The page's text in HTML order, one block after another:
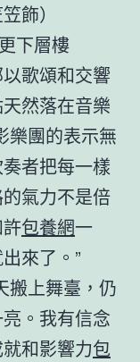
飾）
下層樓
歌頌和交響
然落在音樂
樂團的表示無
者把每一樣
氣力不是倍
包養網一
來了。”
搬上舞臺，仍
。我有信念
和影響力包